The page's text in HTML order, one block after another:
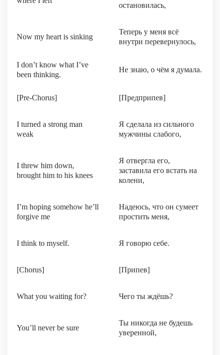
остановилась,
Now my heart is sinking
Теперь у меня всё
внутри перевернулось,
I don’t know what I’ve
been thinking.
Не знаю, о чём я думала.
[Pre-Chorus] [Предприпев]
I turned a strong man
weak
Я сделала из сильного
мужчины слабого,
I threw him down,
brought him to his knees
Я отвергла его,
заставила его встать на
колени,
I’m hoping somehow he’ll
forgive me
Надеюсь, что он сумеет
простить меня,
I think to myself. Я говорю себе.
[Chorus] [Припев]
What you waiting for? Чего ты ждёшь?
You’ll never be sure
Ты никогда не будешь
уверенной,